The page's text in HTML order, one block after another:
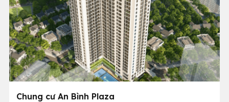
Chung cư An Bình Plaza